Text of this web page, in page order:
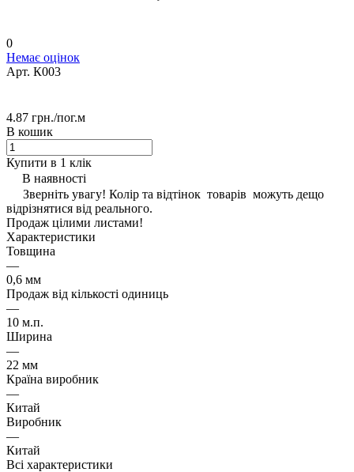
0
Немає оцінок
Арт. К003
4.87 грн./пог.м
В кошик
Купити в 1 клік
В наявності
Зверніть увагу! Колір та відтінок товарів можуть дещо
відрізнятися від реального.
Продаж цілими листами!
Характеристики
Товщина
—
0,6 мм
Продаж від кількості одиниць
—
10 м.п.
Ширина
—
22 мм
Країна виробник
—
Китай
Виробник
—
Китай
Всі характеристики